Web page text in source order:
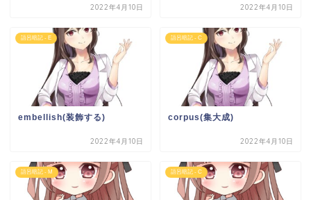
2022年4月10日 2022年4月10日
語呂暗記 - E
embellish(装飾する)
2022年4月10日
語呂暗記 - C
corpus(集大成)
2022年4月10日
語呂暗記 - M 語呂暗記 - C